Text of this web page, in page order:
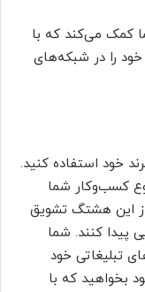
کمک می‌کند که با
را در شبکه‌های
خود استفاده کنید.
کسب‌و‌کار شما
از این هشتگ تشویق
پیدا کنند. شما
تبلیغاتی خود
بخواهید که با